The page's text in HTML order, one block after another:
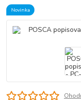
Novinka